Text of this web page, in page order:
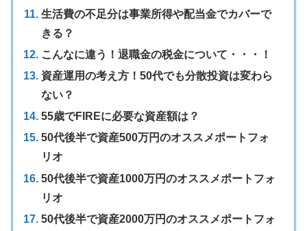
生活費の不足分は事業所得や配当金でカバーで
きる？
こんなに違う！退職金の税金について・・・！
資産運用の考え方！50代でも分散投資は変わら
ない？
55歳でFIREに必要な資産額は？
50代後半で資産500万円のオススメポートフォ
リオ
50代後半で資産1000万円のオススメポートフォ
リオ
50代後半で資産2000万円のオススメポートフォ